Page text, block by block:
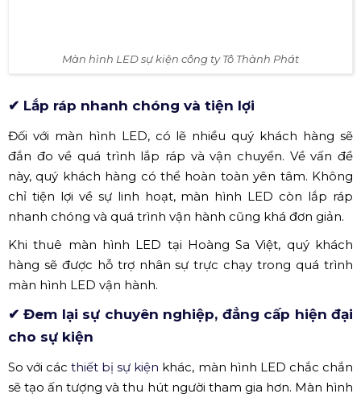
Màn hình LED sự kiện công ty Tô Thành Phát
✔ Lắp ráp nhanh chóng và tiện lợi
Đối với màn hình LED, có lẽ nhiều quý khách hàng sẽ
đắn đo về quá trình lắp ráp và vận chuyển. Về vấn đề
này, quý khách hàng có thể hoàn toàn yên tâm. Không
chỉ tiện lợi về sự linh hoạt, màn hình LED còn lắp ráp
nhanh chóng và quá trình vận hành cũng khá đơn giản.
Khi thuê màn hình LED tại Hoàng Sa Việt, quý khách
hàng sẽ được hỗ trợ nhân sự trực chạy trong quá trình
màn hình LED vận hành.
✔ Đem lại sự chuyên nghiệp, đẳng cấp hiện đại
cho sự kiện
So với cácthiết bị sự kiện khác, màn hình LED chắc chắn
sẽ tạo ấn tượng và thu hút người tham gia hơn. Màn hình